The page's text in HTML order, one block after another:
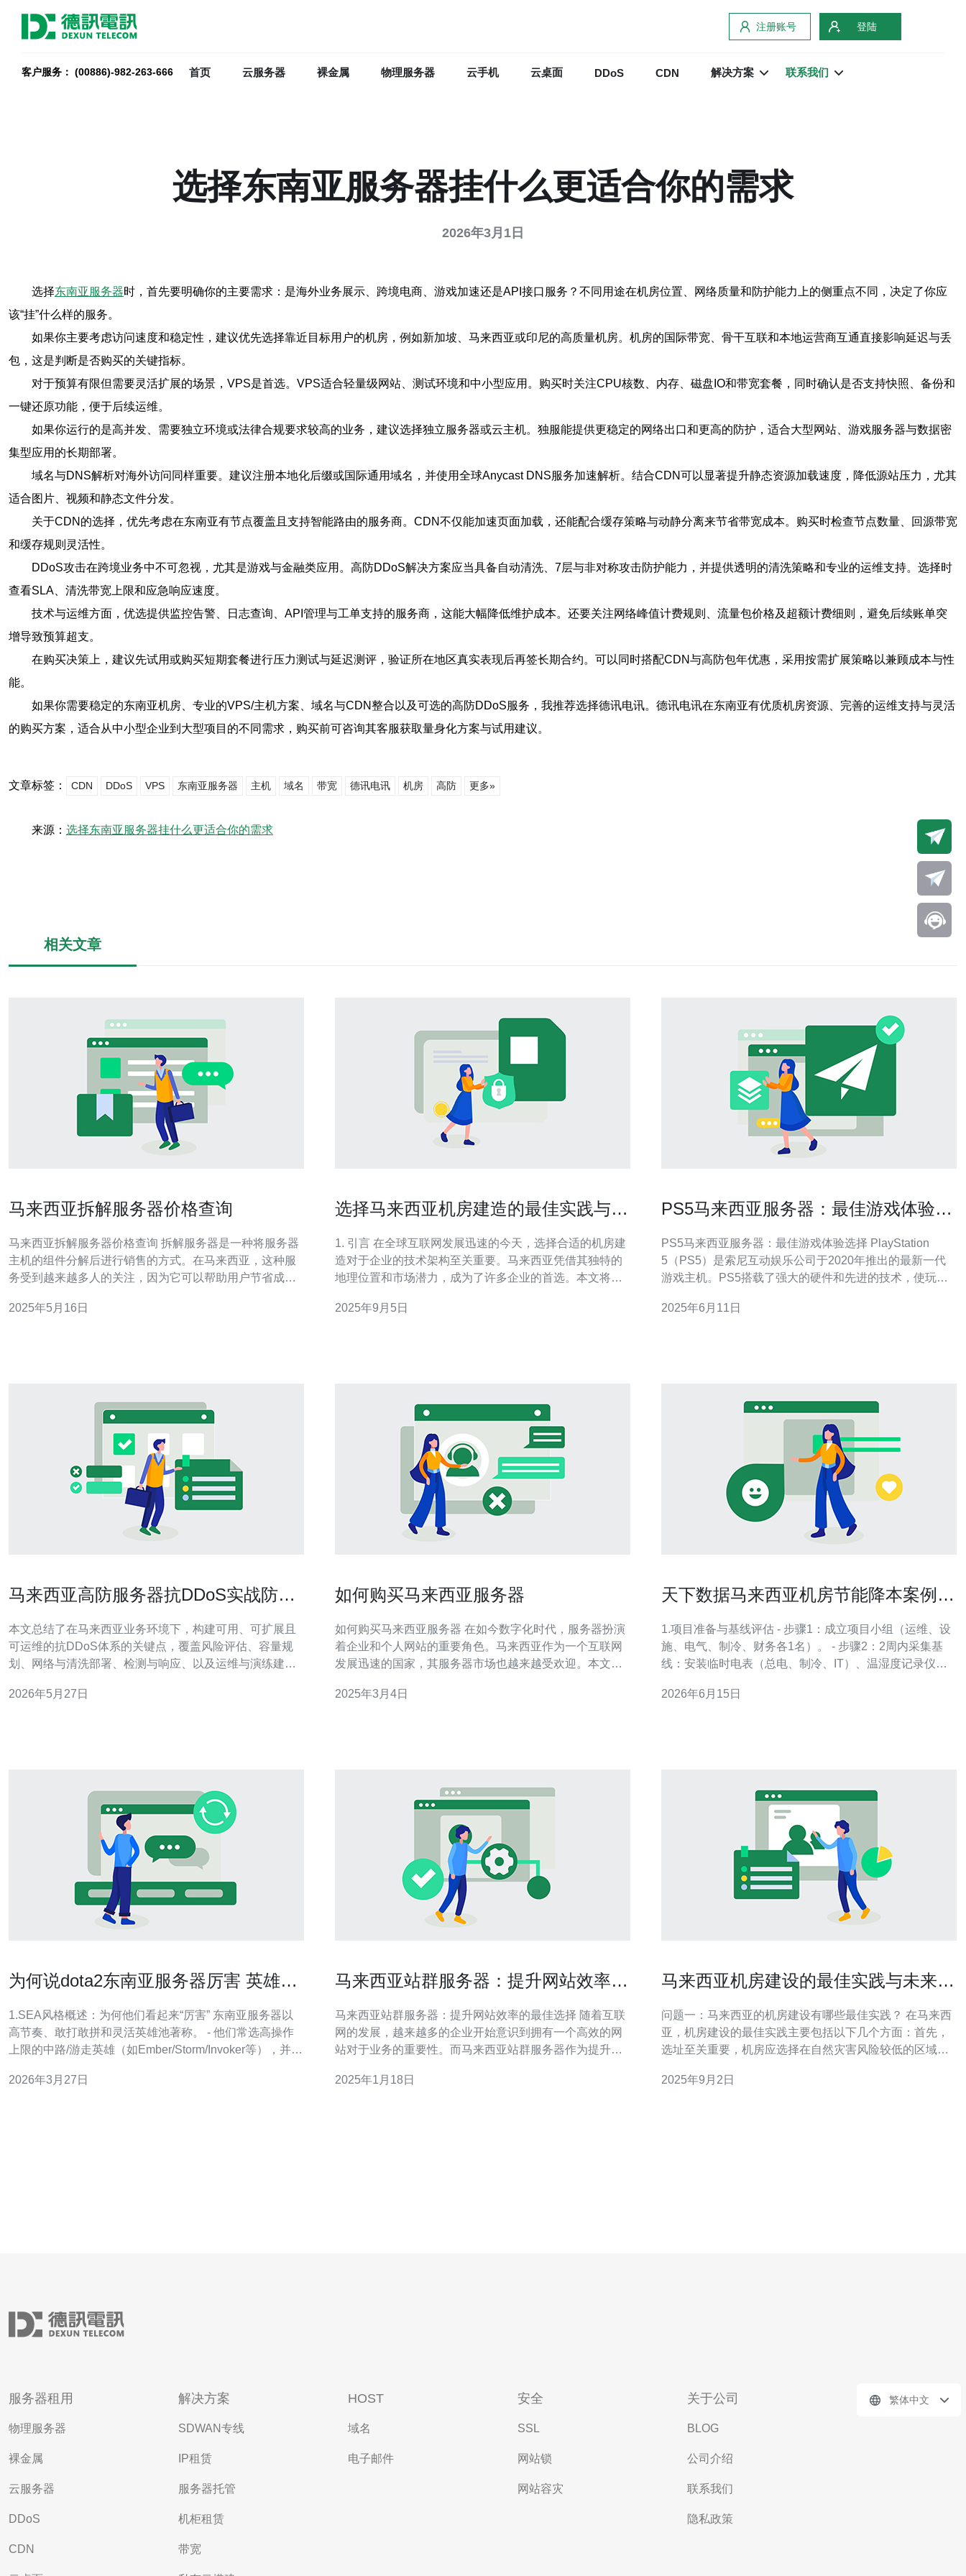
注册账号 登陆
客户服务： (00886)-982-263-666 首页 云服务器 裸金属 物理服务器 云手机 云桌面 DDoS CDN 解决方案 联系我们
选择东南亚服务器挂什么更适合你的需求
2026年3月1日
选择东南亚服务器时，首先要明确你的主要需求：是海外业务展示、跨境电商、游戏加速还是API接口服务？不同用途在机房位置、网络质量和防护能力上的侧重点不同，决定了你应
该“挂”什么样的服务。
如果你主要考虑访问速度和稳定性，建议优先选择靠近目标用户的机房，例如新加坡、马来西亚或印尼的高质量机房。机房的国际带宽、骨干互联和本地运营商互通直接影响延迟与丢
包，这是判断是否购买的关键指标。
对于预算有限但需要灵活扩展的场景，VPS是首选。VPS适合轻量级网站、测试环境和中小型应用。购买时关注CPU核数、内存、磁盘IO和带宽套餐，同时确认是否支持快照、备份和
一键还原功能，便于后续运维。
如果你运行的是高并发、需要独立环境或法律合规要求较高的业务，建议选择独立服务器或云主机。独服能提供更稳定的网络出口和更高的防护，适合大型网站、游戏服务器与数据密
集型应用的长期部署。
域名与DNS解析对海外访问同样重要。建议注册本地化后缀或国际通用域名，并使用全球Anycast DNS服务加速解析。结合CDN可以显著提升静态资源加载速度，降低源站压力，尤其
适合图片、视频和静态文件分发。
关于CDN的选择，优先考虑在东南亚有节点覆盖且支持智能路由的服务商。CDN不仅能加速页面加载，还能配合缓存策略与动静分离来节省带宽成本。购买时检查节点数量、回源带宽
和缓存规则灵活性。
DDoS攻击在跨境业务中不可忽视，尤其是游戏与金融类应用。高防DDoS解决方案应当具备自动清洗、7层与非对称攻击防护能力，并提供透明的清洗策略和专业的运维支持。选择时
查看SLA、清洗带宽上限和应急响应速度。
技术与运维方面，优选提供监控告警、日志查询、API管理与工单支持的服务商，这能大幅降低维护成本。还要关注网络峰值计费规则、流量包价格及超额计费细则，避免后续账单突
增导致预算超支。
在购买决策上，建议先试用或购买短期套餐进行压力测试与延迟测评，验证所在地区真实表现后再签长期合约。可以同时搭配CDN与高防包年优惠，采用按需扩展策略以兼顾成本与性
能。
如果你需要稳定的东南亚机房、专业的VPS/主机方案、域名与CDN整合以及可选的高防DDoS服务，我推荐选择德讯电讯。德讯电讯在东南亚有优质机房资源、完善的运维支持与灵活
的购买方案，适合从中小型企业到大型项目的不同需求，购买前可咨询其客服获取量身化方案与试用建议。
文章标签： CDN DDoS VPS 东南亚服务器 主机 域名 带宽 德讯电讯 机房 高防 更多»
来源： 选择东南亚服务器挂什么更适合你的需求
相关文章
马来西亚拆解服务器价格查询
马来西亚拆解服务器价格查询 拆解服务器是一种将服务器
主机的组件分解后进行销售的方式。在马来西亚，这种服
务受到越来越多人的关注，因为它可以帮助用户节省成
的价格会受到多个因素的影响，例如服务器品牌、型号、
2025年5月16日
选择马来西亚机房建造的最佳实践与建
1. 引言 在全球互联网发展迅速的今天，选择合适的机房建
造对于企业的技术架构至关重要。马来西亚凭借其独特的
地理位置和市场潜力，成为了许多企业的首选。本文将探
明智的决策。 2. 马来西亚机房的市场背景 马来西亚的机房
2025年9月5日
PS5马来西亚服务器：最佳游戏体验选
PS5马来西亚服务器：最佳游戏体验选择 PlayStation
5（PS5）是索尼互动娱乐公司于2020年推出的最新一代
游戏主机。PS5搭载了强大的硬件和先进的技术，使玩家
说，选择合适的服务器对于保证游戏的流畅性和稳定性至
2025年6月11日
马来西亚高防服务器抗DDoS实战防护
本文总结了在马来西亚业务环境下，构建可用、可扩展且
可运维的抗DDoS体系的关键点，覆盖风险评估、容量规
划、网络与清洗部署、检测与响应、以及运维与演练建
个网络层级需要重点保障？ 在抗DDoS设计中，必须分别
2026年5月27日
如何购买马来西亚服务器
如何购买马来西亚服务器 在如今数字化时代，服务器扮演
着企业和个人网站的重要角色。马来西亚作为一个互联网
发展迅速的国家，其服务器市场也越来越受欢迎。本文将
自己的网站。 首先，选择一个可靠的马来西亚服务器服务
2025年3月4日
天下数据马来西亚机房节能降本案例分
1.项目准备与基线评估 - 步骤1：成立项目小组（运维、设
施、电气、制冷、财务各1名）。 - 步骤2：2周内采集基
线：安装临时电表（总电、制冷、IT）、温湿度记录仪、
PUE（PUE=数据中心总能耗/IT能耗）。 - 步骤3：输出基
2026年6月15日
为何说dota2东南亚服务器厉害 英雄池
1.SEA风格概述：为何他们看起来“厉害” 东南亚服务器以
高节奏、敢打敢拼和灵活英雄池著称。 - 他们常选高操作
上限的中路/游走英雄（如Ember/Storm/Invoker等），并频
为“3核+3辅”练习组，先把每个英雄做到熟练（见第3段练
2026年3月27日
马来西亚站群服务器：提升网站效率的
马来西亚站群服务器：提升网站效率的最佳选择 随着互联
网的发展，越来越多的企业开始意识到拥有一个高效的网
站对于业务的重要性。而马来西亚站群服务器作为提升网
马来西亚站群服务器是一种将多个网站托管在同一服务器
2025年1月18日
马来西亚机房建设的最佳实践与未来发
问题一：马来西亚的机房建设有哪些最佳实践？ 在马来西
亚，机房建设的最佳实践主要包括以下几个方面：首先，
选址至关重要，机房应选择在自然灾害风险较低的区域，
性，方便未来的扩展和升级。此外，能源效率也是一个重
2025年9月2日
服务器租用
物理服务器
裸金属
云服务器
DDoS
CDN
解决方案
SDWAN专线
IP租赁
服务器托管
机柜租赁
带宽
HOST
域名
电子邮件
安全
SSL
网站锁
网站容灾
关于公司
BLOG
公司介绍
联系我们
隐私政策
繁体中文